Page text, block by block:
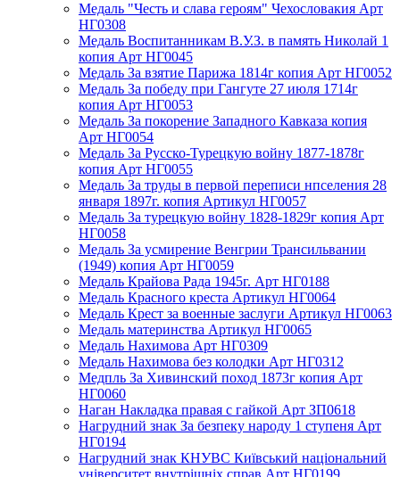
Медаль "Честь и слава героям" Чехословакия Арт
НГ0308
Медаль Воспитанникам В.У.З. в память Николай 1
копия Арт НГ0045
Медаль За взятие Парижа 1814г копия Арт НГ0052
Медаль За победу при Гангуте 27 июля 1714г
копия Арт НГ0053
Медаль За покорение Западного Кавказа копия
Арт НГ0054
Медаль За Русско-Турецкую войну 1877-1878г
копия Арт НГ0055
Медаль За труды в первой переписи нпселения 28
января 1897г. копия Артикул НГ0057
Медаль За турецкую войну 1828-1829г копия Арт
НГ0058
Медаль За усмирение Венгрии Трансильвании
(1949) копия Арт НГ0059
Медаль Крайова Рада 1945г. Арт НГ0188
Медаль Красного креста Артикул НГ0064
Медаль Крест за военные заслуги Артикул НГ0063
Медаль материнства Артикул НГ0065
Медаль Нахимова Арт НГ0309
Медаль Нахимова без колодки Арт НГ0312
Медпль За Хивинский поход 1873г копия Арт
НГ0060
Наган Накладка правая с гайкой Арт ЗП0618
Нагрудний знак За безпеку народу 1 ступеня Арт
НГ0194
Нагрудний знак КНУВС Київський національний
університет внутрішніх справ Арт НГ0199